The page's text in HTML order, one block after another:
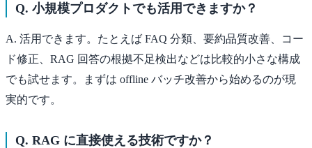
Q. 小規模プロダクトでも活用できますか？
A. 活用できます。たとえば FAQ 分類、要約品質改善、コー
ド修正、RAG 回答の根拠不足検出などは比較的小さな構成
でも試せます。まずは offline バッチ改善から始めるのが現
実的です。
Q. RAG に直接使える技術ですか？